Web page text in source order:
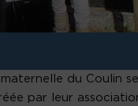
maternelle du Coulin
par leur